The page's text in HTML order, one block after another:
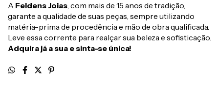
A Feldens Joias, com mais de 15 anos de tradição,
garante a qualidade de suas peças, sempre utilizando
matéria-prima de procedência e mão de obra qualificada.
Leve essa corrente para realçar sua beleza e sofisticação.
Adquira já a sua e sinta-se única!